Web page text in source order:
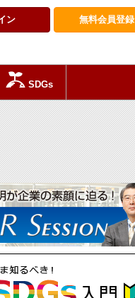
無料会員登録
ン
SDGs